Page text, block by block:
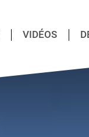
VIDÉOS